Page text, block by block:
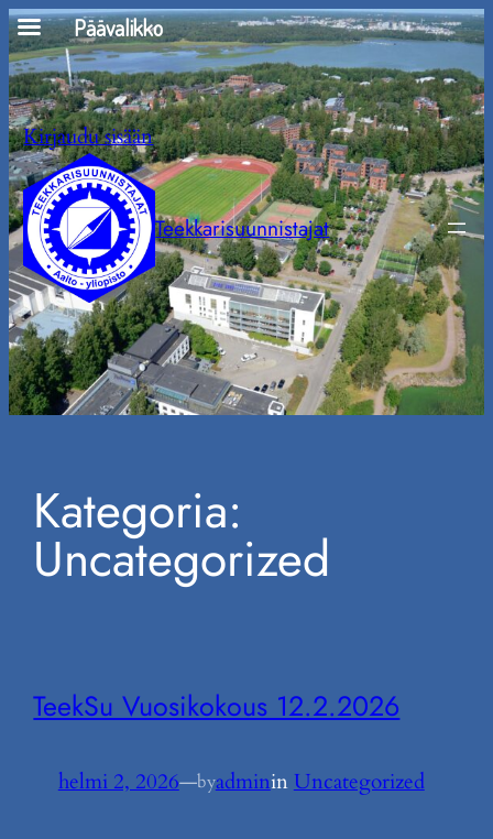
Siirry
sisältöön
Kirjaudu sisään
Teekkarisuunnistajat
Kategoria:
Uncategorized
TeekSu Vuosikokous 12.2.2026
helmi 2, 2026—byadminin Uncategorized
Päävalikko